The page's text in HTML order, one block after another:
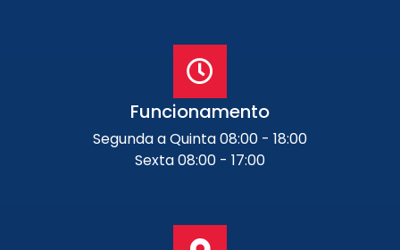
Funcionamento
Segunda a Quinta 08:00 - 18:00
Sexta 08:00 - 17:00